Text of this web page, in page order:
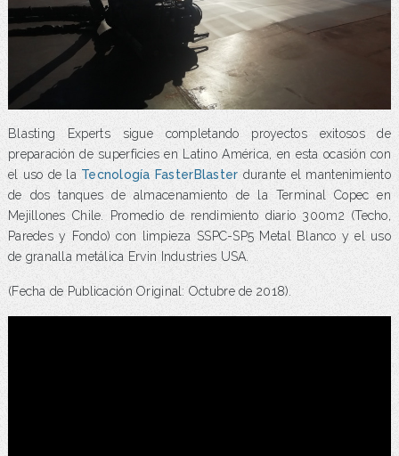
Blasting Experts sigue completando proyectos exitosos de
preparación de superficies en Latino América, en esta ocasión con
el uso de la Tecnología FasterBlaster durante el mantenimiento
de dos tanques de almacenamiento de la Terminal Copec en
Mejillones Chile. Promedio de rendimiento diario 300m2 (Techo,
Paredes y Fondo) con limpieza SSPC-SP5 Metal Blanco y el uso
de granalla metálica Ervin Industries USA.
(Fecha de Publicación Original: Octubre de 2018).